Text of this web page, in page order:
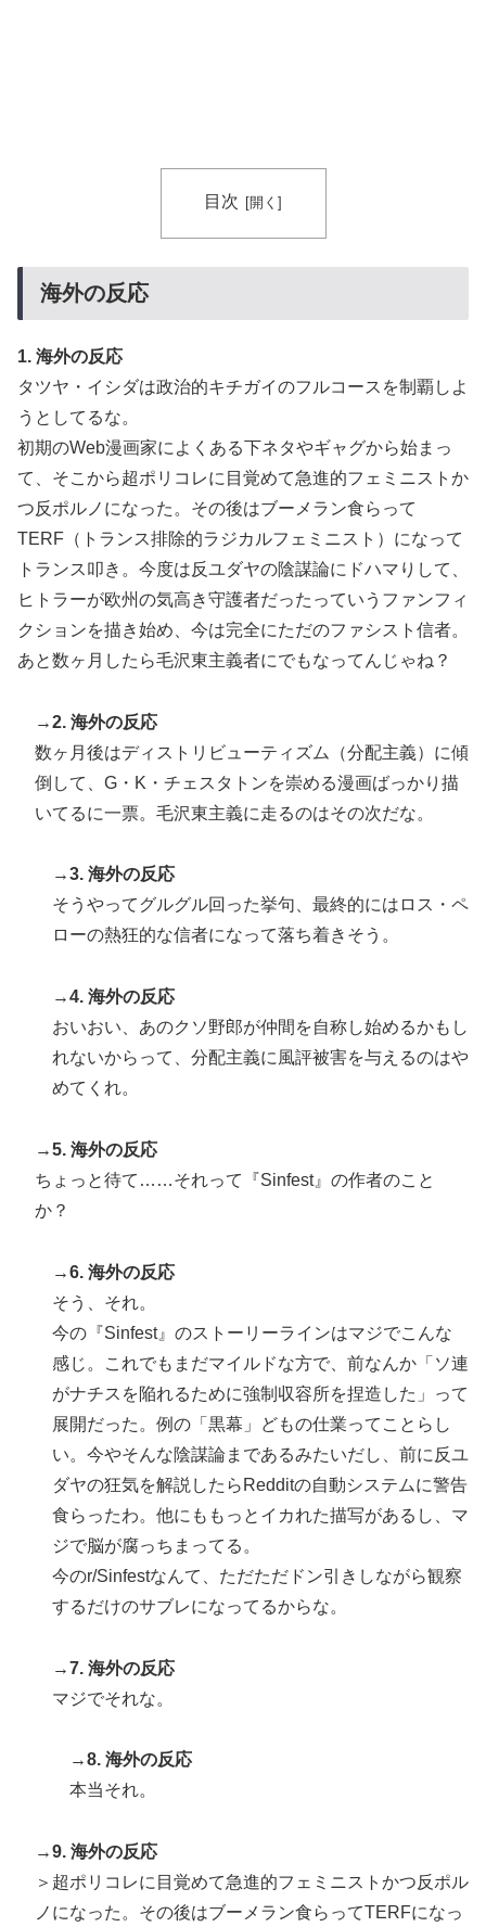
目次
海外の反応
1. 海外の反応
タツヤ・イシダは政治的キチガイのフルコースを制覇しよ
うとしてるな。
初期のWeb漫画家によくある下ネタやギャグから始まっ
て、そこから超ポリコレに目覚めて急進的フェミニストか
つ反ポルノになった。その後はブーメラン食らって
TERF（トランス排除的ラジカルフェミニスト）になって
トランス叩き。今度は反ユダヤの陰謀論にドハマりして、
ヒトラーが欧州の気高き守護者だったっていうファンフィ
クションを描き始め、今は完全にただのファシスト信者。
あと数ヶ月したら毛沢東主義者にでもなってんじゃね？
→2. 海外の反応
数ヶ月後はディストリビューティズム（分配主義）に傾
倒して、G・K・チェスタトンを崇める漫画ばっかり描
いてるに一票。毛沢東主義に走るのはその次だな。
→3. 海外の反応
そうやってグルグル回った挙句、最終的にはロス・ペ
ローの熱狂的な信者になって落ち着きそう。
→4. 海外の反応
おいおい、あのクソ野郎が仲間を自称し始めるかもし
れないからって、分配主義に風評被害を与えるのはや
めてくれ。
→5. 海外の反応
ちょっと待て……それって『Sinfest』の作者のこと
か？
→6. 海外の反応
そう、それ。
今の『Sinfest』のストーリーラインはマジでこんな
感じ。これでもまだマイルドな方で、前なんか「ソ連
がナチスを陥れるために強制収容所を捏造した」って
展開だった。例の「黒幕」どもの仕業ってことらし
い。今やそんな陰謀論まであるみたいだし、前に反ユ
ダヤの狂気を解説したらRedditの自動システムに警告
食らったわ。他にももっとイカれた描写があるし、マ
ジで脳が腐っちまってる。
今のr/Sinfestなんて、ただただドン引きしながら観察
するだけのサブレになってるからな。
→7. 海外の反応
マジでそれな。
→8. 海外の反応
本当それ。
→9. 海外の反応
＞超ポリコレに目覚めて急進的フェミニストかつ反ポル
ノになった。その後はブーメラン食らってTERFになっ